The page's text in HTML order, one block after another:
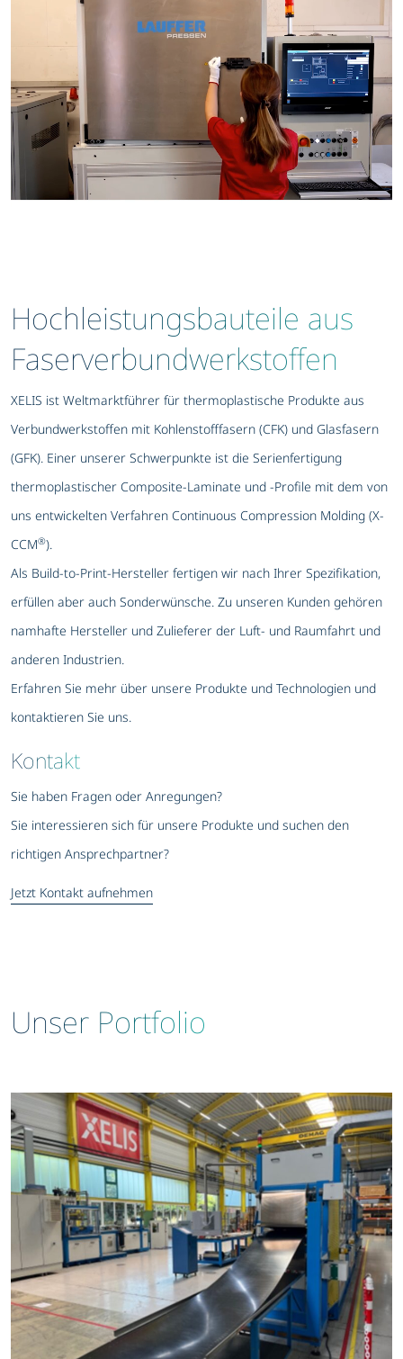
Hochleistungsbauteile aus
Faserverbundwerkstoffen
XELIS ist Weltmarktführer für thermoplastische Produkte aus
Verbundwerkstoffen mit Kohlenstofffasern (CFK) und Glasfasern
(GFK). Einer unserer Schwerpunkte ist die Serienfertigung
thermoplastischer Composite-Laminate und -Profile mit dem von
uns entwickelten Verfahren Continuous Compression Molding (X-
CCM®).
Als Build-to-Print-Hersteller fertigen wir nach Ihrer Spezifikation,
erfüllen aber auch Sonderwünsche. Zu unseren Kunden gehören
namhafte Hersteller und Zulieferer der Luft- und Raumfahrt und
anderen Industrien.
Erfahren Sie mehr über unsere Produkte und Technologien und
kontaktieren Sie uns.
Kontakt
Sie haben Fragen oder Anregungen?
Sie interessieren sich für unsere Produkte und suchen den
richtigen Ansprechpartner?
Jetzt Kontakt aufnehmen
Unser Portfolio